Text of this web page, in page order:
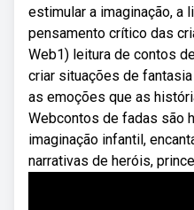
estimular a imaginação, a
pensamento crítico das
Web1) leitura de contos
criar situações de fantasia
as emoções que as
Webcontos de fadas são
imaginação infantil,
narrativas de heróis,